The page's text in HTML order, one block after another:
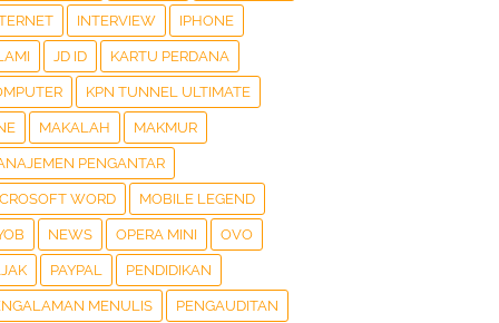
INTERVIEW IPHONE
JD ID KARTU PERDANA
KPN TUNNEL ULTIMATE
MAKALAH MAKMUR
PENGANTAR
WORD MOBILE LEGEND
NEWS OPERA MINI OVO
PAYPAL PENDIDIKAN
MENULIS PENGAUDITAN